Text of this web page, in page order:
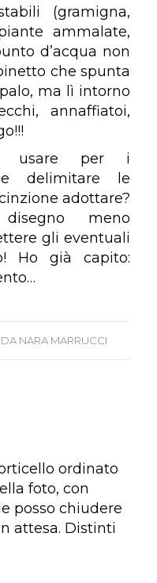
(gramigna,
ammalate,
d’acqua non
che spunta
ma lì intorno
annaffiatoi,
usare per i
delimitare le
adottare?
meno
gli eventuali
Ho già capito:
DA NARA MARRUCCI
ordinato
foto, con
posso chiudere
attesa. Distinti